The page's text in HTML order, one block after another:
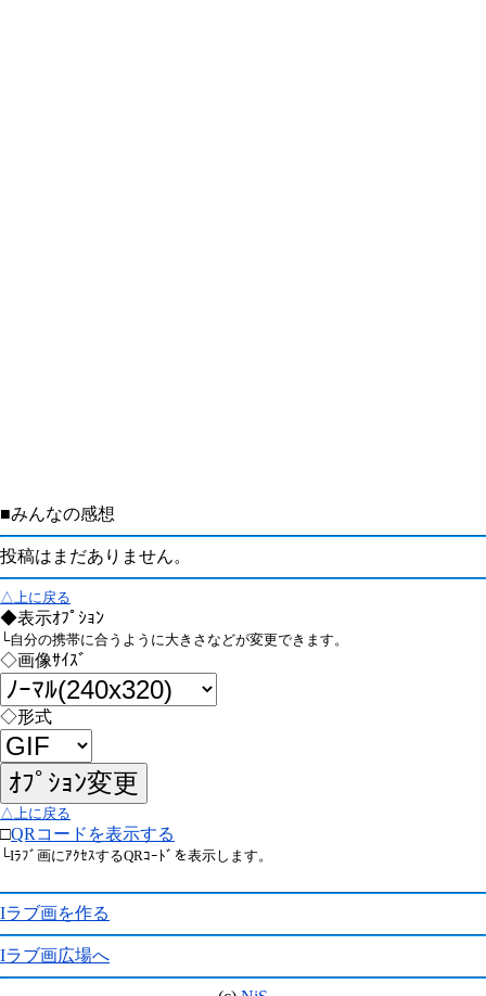
■みんなの感想
投稿はまだありません。
△上に戻る
◆表示ｵﾌﾟｼｮﾝ
└自分の携帯に合うように大きさなどが変更できます。
◇画像ｻｲｽﾞ
◇形式
△上に戻る
□QRコードを表示する
└Iﾗﾌﾞ画にｱｸｾｽするQRｺｰﾄﾞを表示します。
Iラブ画を作る
Iラブ画広場へ